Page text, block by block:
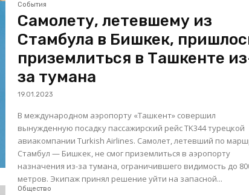
События
Самолету, летевшему из
Стамбула в Бишкек,
приземлиться в Ташкенте
за тумана
19.01.2023
В международном аэропорту «Ташкент» совершил
вынужденную посадку пассажирский рейс TK344 турецкой
авиакомпании Turkish Airlines. Самолет, летевший по
Стамбул — Бишкек, не смог приземлиться в аэропорту
назначения из-за тумана, ограничившего видимость до
метров. Экипаж принял решение уйти на запасной...
Общество